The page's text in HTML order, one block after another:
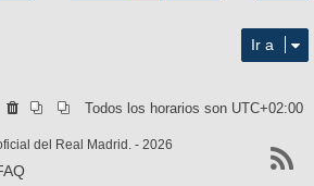
Ir a
Todos los horarios son UTC+02:00
del Real Madrid. - 2026